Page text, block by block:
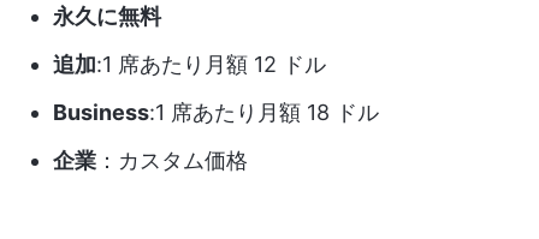
永久に無料
追加:1 席あたり月額 12 ドル
Business:1 席あたり月額 18 ドル
企業 ：カスタム価格